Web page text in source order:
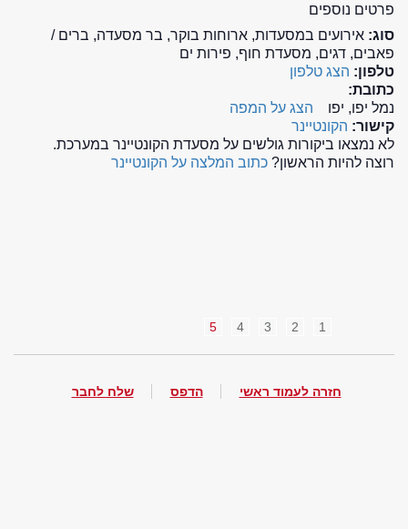
פרטים נוספים
סוג: אירועים במסעדות, ארוחות בוקר, בר מסעדה, ברים /
פאבים, דגים, מסעדת חוף, פירות ים
טלפון: הצג טלפון
כתובת:
נמל יפו, יפו
הצג על המפה
קישור: הקונטיינר
לא נמצאו ביקורות גולשים על מסעדת הקונטיינר במערכת.
רוצה להיות הראשון? כתוב המלצה על הקונטיינר
1
2
3
4
5
חזרה לעמוד ראשי הדפס שלח לחבר